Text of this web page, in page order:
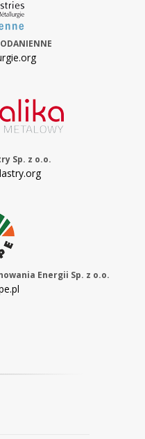
Sp. z o.o.
Energii Sp. z o.o.